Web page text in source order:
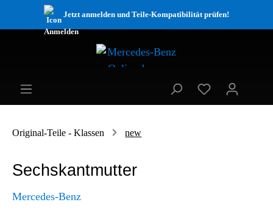
Jetzt anmelden und Teile-Kompatibilität prüfen!
Original-Teile - Klassen new
Sechskantmutter
Mercedes-Benz